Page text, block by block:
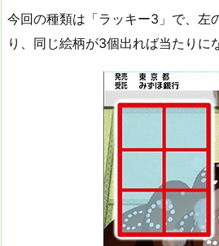
今回の種類は「ラッキー3」で、左
り、同じ絵柄が3個出れば当たりに